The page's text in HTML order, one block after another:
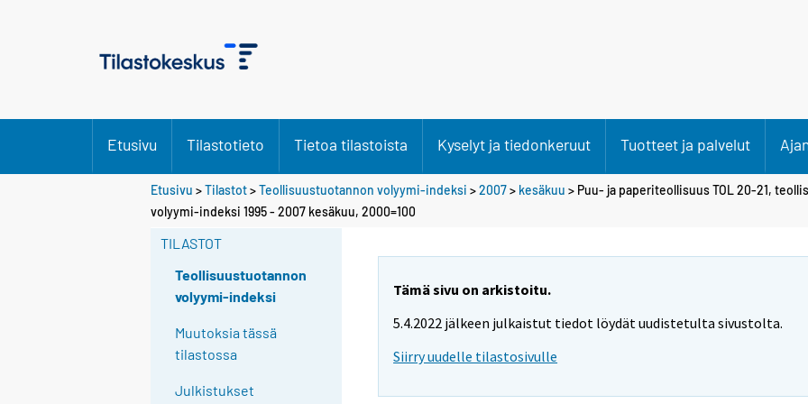
Etusivu Tilastotieto Tietoa tilastoista Kyselyt ja tiedonkeruut Tuotteet ja palvelut
Etusivu >Tilastot>Teollisuustuotannon volyymi-indeksi >2007> kesäkuu > Puu- ja paperiteollisuus TOL 20-21,
volyymi-indeksi 1995 - 2007 kesäkuu, 2000=100
TILASTOT
Teollisuustuotannon
volyymi-indeksi
Muutoksia tässä
tilastossa
Julkistukset
Tämä sivu on arkistoitu.
5.4.2022 jälkeen julkaistut tiedot löydät uudistetulta sivustolta.
Siirry uudelle tilastosivulle